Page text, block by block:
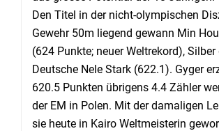
Den Titel in der nicht-olympischen
Gewehr 50m liegend gewann Min
(624 Punkte; neuer Weltrekord),
Deutsche Nele Stark (622.1). Gyger
620.5 Punkten übrigens 4.4 Zähler
der EM in Polen. Mit der damaligen
sie heute in Kairo Weltmeisterin